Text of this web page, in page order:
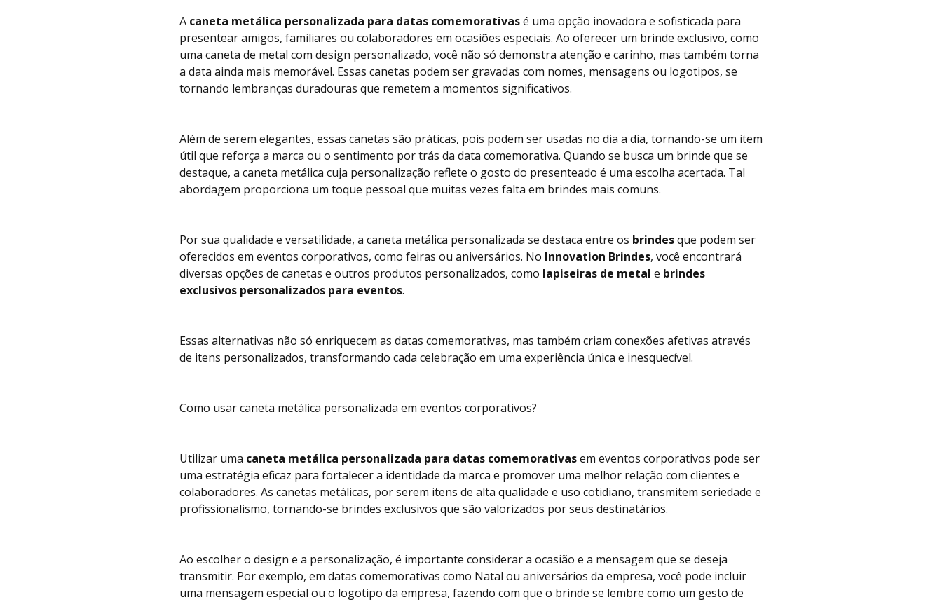
A caneta metálica personalizada para datas comemorativasé uma opção inovadora e sofisticada para
presentear amigos, familiares ou colaboradores em ocasiões especiais. Ao oferecer um brinde exclusivo, como
uma caneta de metal com design personalizado, você não só demonstra atenção e carinho, mas também torna
a data ainda mais memorável. Essas canetas podem ser gravadas com nomes, mensagens ou logotipos, se
tornando lembranças duradouras que remetem a momentos significativos.
Além de serem elegantes, essas canetas são práticas, pois podem ser usadas no dia a dia, tornando-se um item
útil que reforça a marca ou o sentimento por trás da data comemorativa. Quando se busca um brinde que se
destaque, a caneta metálica cuja personalização reflete o gosto do presenteado é uma escolha acertada. Tal
abordagem proporciona um toque pessoal que muitas vezes falta em brindes mais comuns.
Por sua qualidade e versatilidade, a caneta metálica personalizada se destaca entre os brindesque podem ser
oferecidos em eventos corporativos, como feiras ou aniversários. No Innovation Brindes, você encontrará
diversas opções de canetas e outros produtos personalizados, como lapiseiras de metal e brindes
exclusivos personalizados para eventos.
Essas alternativas não só enriquecem as datas comemorativas, mas também criam conexões afetivas através
de itens personalizados, transformando cada celebração em uma experiência única e inesquecível.
Como usar caneta metálica personalizada em eventos corporativos?
Utilizar uma caneta metálica personalizada para datas comemorativasem eventos corporativos pode ser
uma estratégia eficaz para fortalecer a identidade da marca e promover uma melhor relação com clientes e
colaboradores. As canetas metálicas, por serem itens de alta qualidade e uso cotidiano, transmitem seriedade e
profissionalismo, tornando-se brindes exclusivos que são valorizados por seus destinatários.
Ao escolher o design e a personalização, é importante considerar a ocasião e a mensagem que se deseja
transmitir. Por exemplo, em datas comemorativas como Natal ou aniversários da empresa, você pode incluir
uma mensagem especial ou o logotipo da empresa, fazendo com que o brinde se lembre como um gesto de